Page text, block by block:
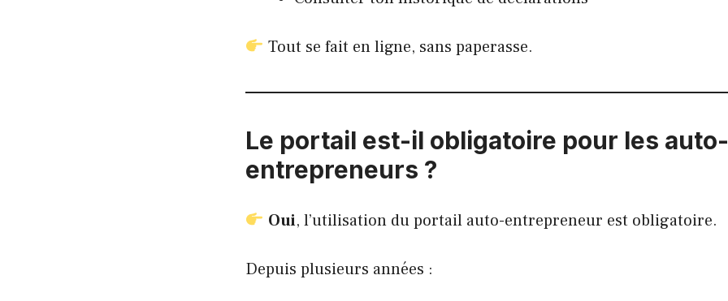
Tout se fait en ligne, sans paperasse.
Le portail est-il obligatoire pour les auto-
entrepreneurs ?
Oui, l’utilisation du portail auto-entrepreneur est obligatoire.
Depuis plusieurs années :